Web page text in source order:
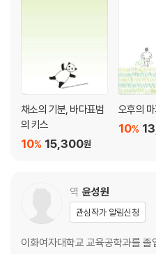
채소의 기분, 바다표범
의 키스
15,300원
10%
오후의
10%
역 윤성원
관심작가 알림신청
이화여자대학교 교육공학과를